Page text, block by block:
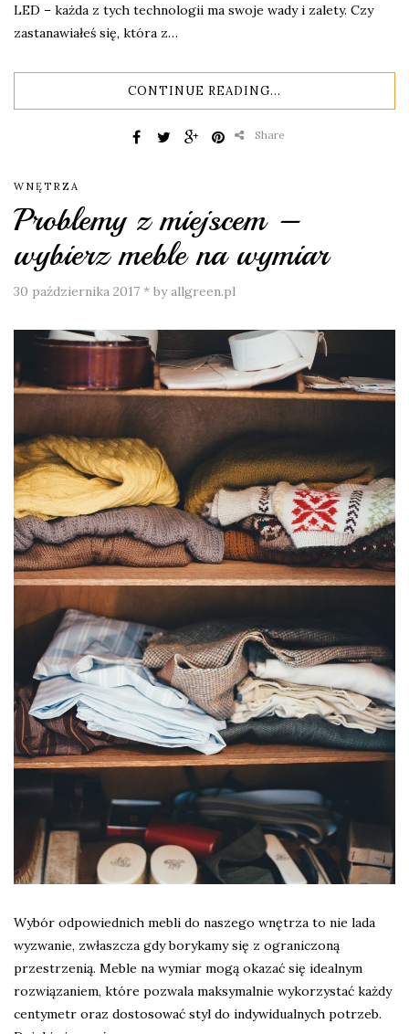
LED – każda z tych technologii ma swoje wady i zalety. Czy
zastanawiałeś się, która z…
CONTINUE READING...
Share
WNĘTRZA
Problemy z miejscem –
wybierz meble na wymiar
30 października 2017 * by allgreen.pl
Wybór odpowiednich mebli do naszego wnętrza to nie lada
wyzwanie, zwłaszcza gdy borykamy się z ograniczoną
przestrzenią. Meble na wymiar mogą okazać się idealnym
rozwiązaniem, które pozwala maksymalnie wykorzystać każdy
centymetr oraz dostosować styl do indywidualnych potrzeb.